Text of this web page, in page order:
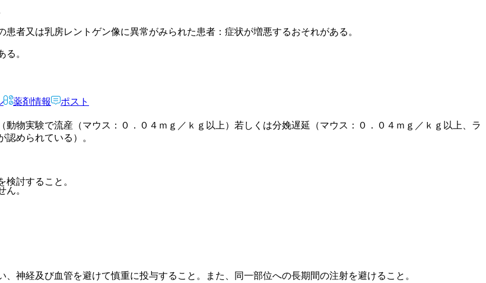
者又は乳房レントゲン像に異常がみられた患者：症状が増悪するおそれがある。
。
物実験で流産（マウス：０．０４ｍｇ／ｋｇ以上）若しくは分娩遅延（マウス：０．０４ｍｇ／ｋｇ以上、ラ
められている）。
討すること。
神経及び血管を避けて慎重に投与すること。また、同一部位への長期間の注射を避けること。
薬剤情報 ポスト
。